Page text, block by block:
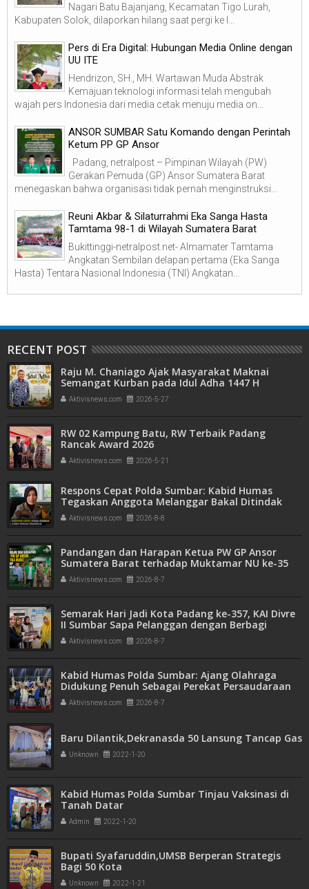
Nagari Batu Bajanjang, Kecamatan Tigo Lurah,
Kabupaten Solok, dilaporkan hilang saat pergi ke l...
Pers di Era Digital: Hubungan Media Online dengan
UU ITE
Hendrizon, SH., MH. Wartawan Muda Abstrak
Kemajuan teknologi informasi telah mengubah
wajah pers Indonesia dari media cetak menuju media on...
ANSOR SUMBAR Satu Komando dengan Perintah
Ketum PP GP Ansor
Padang, netralpost – Pimpinan Wilayah (PW)
Gerakan Pemuda (GP) Ansor Sumatera Barat
menegaskan bahwa organisasi tidak pernah menginstruksi...
Reuni Akbar & Silaturrahmi Eka Sanga Hasta
Tamtama 98-1 di Wilayah Sumatera Barat
Bukittinggi-netralpost.net- Almamater Tamtama
Angkatan Sembilan delapan pertama (Eka Sanga
Hasta) Tentara Nasional Indonesia (TNI) Angkatan...
RECENT POST
Raju M. Chaniago Ajak Masyarakat Maknai
Semangat Kurban pada Idul Adha 1447 H
Aktivisnews.com 2026-5-27
RW 02 Kampung Batu, RW Terbaik Padang
Rancak Award 2026
Aktivisnews.com 2026-5-21
Respons Cepat Polda Sumbar: Kabid Humas
Tegaskan Anggota Melanggar Bakal Ditindak
Tegas
Aktivisnews.com 2026-8-8
Pandangan dan Harapan Ketua PW GP Ansor
Sumatera Barat terhadap Muktamar NU ke-35
Aktivisnews.com 2026-8-7
Semarak Hari Jadi Kota Padang ke-357, KAI Divre
II Sumbar Sapa Pelanggan dengan Berbagi
Apresiasi di Stasiun Padang
Aktivisnews.com 2026-8-7
Kabid Humas Polda Sumbar: Ajang Olahraga
Didukung Penuh Sebagai Perekat Persaudaraan
dan Kamtibmas
Aktivisnews.com 2026-8-7
Baru Dilantik,Dekranasda 50 Lansung Tancap Gas
Unknown 2022-1-20
Kabid Humas Polda Sumbar Tinjau Vaksinasi di
Tanah Datar
Admin 2022-1-20
Bupati Syafaruddin,UMSB Berperan Strategis
Bagi 50 Kota
Unknown 2022-1-21